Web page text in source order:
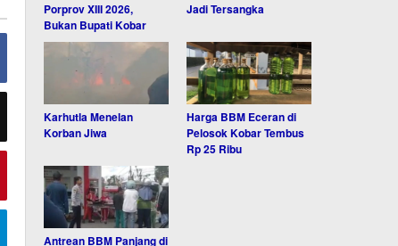
Porprov XIII 2026,
Bukan Bupati Kobar
Jadi Tersangka
Karhutla Menelan
Korban Jiwa
Harga BBM Eceran di
Pelosok Kobar Tembus
Rp 25 Ribu
Antrean BBM Panjang di